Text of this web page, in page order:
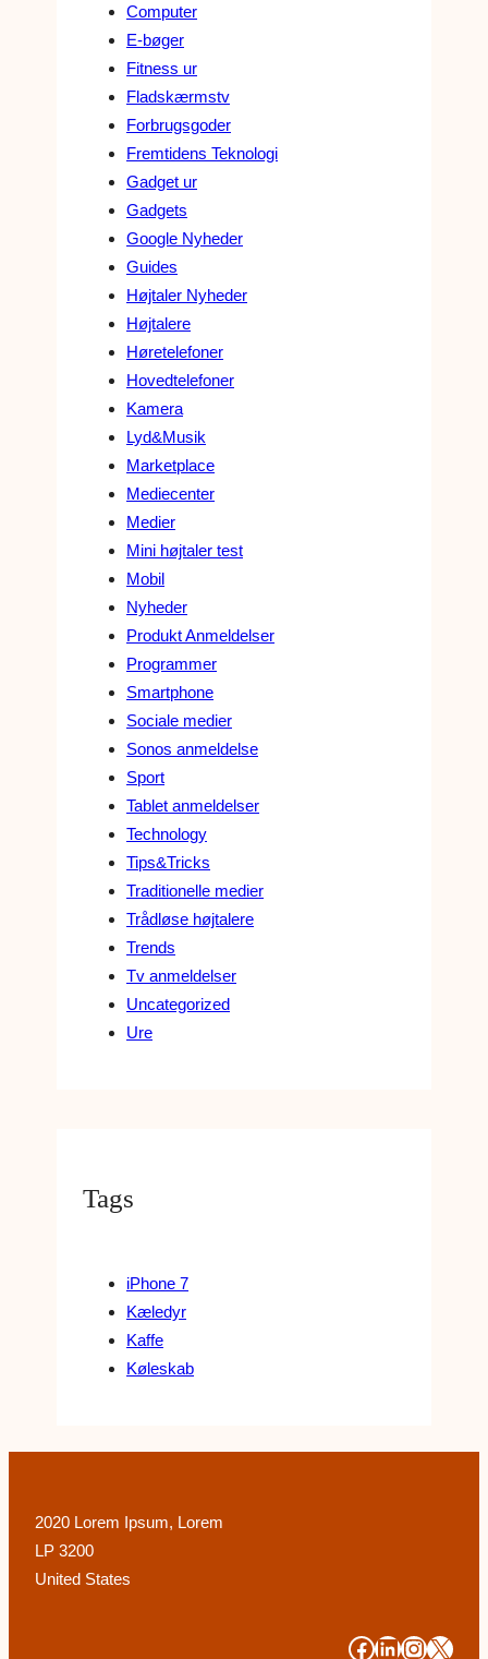
Computer
E-bøger
Fitness ur
Fladskærmstv
Forbrugsgoder
Fremtidens Teknologi
Gadget ur
Gadgets
Google Nyheder
Guides
Højtaler Nyheder
Højtalere
Høretelefoner
Hovedtelefoner
Kamera
Lyd&Musik
Marketplace
Mediecenter
Medier
Mini højtaler test
Mobil
Nyheder
Produkt Anmeldelser
Programmer
Smartphone
Sociale medier
Sonos anmeldelse
Sport
Tablet anmeldelser
Technology
Tips&Tricks
Traditionelle medier
Trådløse højtalere
Trends
Tv anmeldelser
Uncategorized
Ure
Tags
iPhone 7
Kæledyr
Kaffe
Køleskab
2020 Lorem Ipsum, Lorem
LP 3200
United States
# # # #